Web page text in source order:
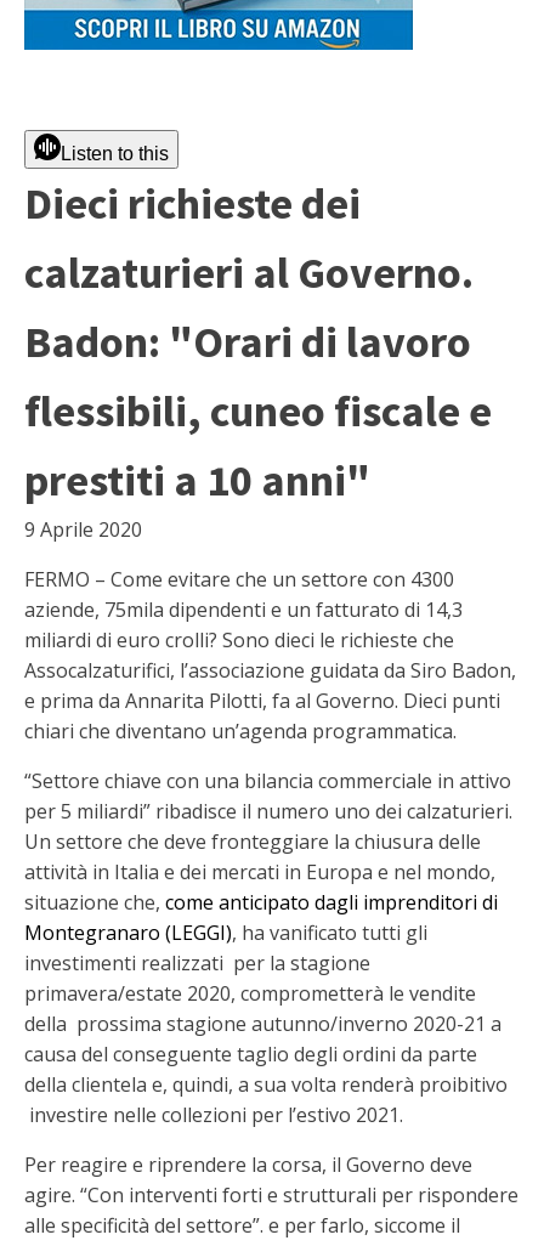
Listen to this
Dieci richieste dei
calzaturieri al Governo.
Badon: "Orari di lavoro
flessibili, cuneo fiscale e
prestiti a 10 anni"
9 Aprile 2020
FERMO – Come evitare che un settore con 4300
aziende, 75mila dipendenti e un fatturato di 14,3
miliardi di euro crolli? Sono dieci le richieste che
Assocalzaturifici, l’associazione guidata da Siro Badon,
e prima da Annarita Pilotti, fa al Governo. Dieci punti
chiari che diventano un’agenda programmatica.
“Settore chiave con una bilancia commerciale in attivo
per 5 miliardi” ribadisce il numero uno dei calzaturieri.
Un settore che deve fronteggiare la chiusura delle
attività in Italia e dei mercati in Europa e nel mondo,
situazione che, come anticipato dagli imprenditori di
Montegranaro (LEGGI), ha vanificato tutti gli
investimenti realizzati per la stagione
primavera/estate 2020, comprometterà le vendite
della prossima stagione autunno/inverno 2020-21 a
causa del conseguente taglio degli ordini da parte
della clientela e, quindi, a sua volta renderà proibitivo
investire nelle collezioni per l’estivo 2021.
Per reagire e riprendere la corsa, il Governo deve
agire. “Con interventi forti e strutturali per rispondere
alle specificità del settore”. e per farlo, siccome il